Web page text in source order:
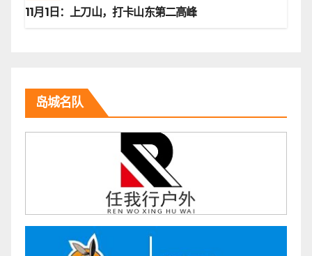
11月1日：上刀山，打卡山东第二高峰
岛城名队